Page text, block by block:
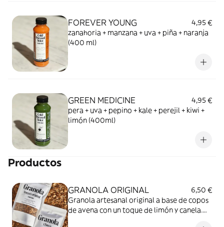
FOREVER YOUNG
4,95 €
zanahoria + manzana + uva + piña + naranja
(400 ml)
GREEN MEDICINE
4,95 €
pera + uva + pepino + kale + perejil + kiwi +
limón (400ml)
Productos
GRANOLA ORIGINAL
6,50 €
Granola artesanal original a base de copos
de avena con un toque de limón y canela.